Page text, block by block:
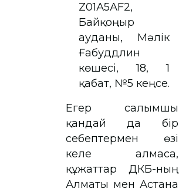
Z01А5АF2,
Байқоңыр
ауданы, Мәлік
Ғабуддлин
көшесі, 18, 1
қабат, №5 кеңсе.
Егер салымшы
қандай да бір
себептермен өзі
келе алмаса,
құжаттар ҚДКБҚ-ның
Алматы мен Астана